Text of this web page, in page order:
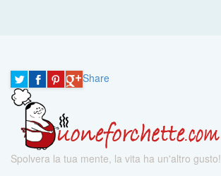
Share
Spolvera la tua mente, la vita ha un'altro gusto!